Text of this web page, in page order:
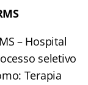
– Hospital
seletivo
Terapia